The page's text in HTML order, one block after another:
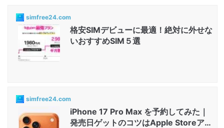
simfree24.com
格安SIMデビューに最適！絶対に外せな
いおすすめSIM５選
simfree24.com
iPhone 17 Pro Max を予約してみた｜
発売日ゲットのコツはApple Storeアプ